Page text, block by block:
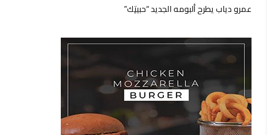
عمرو دياب يطرح ألبومه الجديد “حبيتِك”